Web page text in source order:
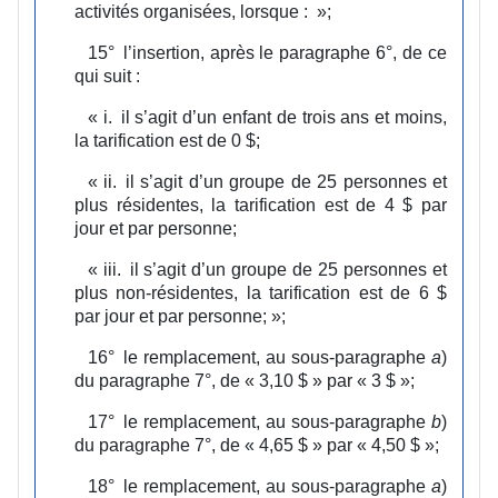
activités organisées, lorsque : »;
15° l’insertion, après le paragraphe 6°, de ce
qui suit :
« i. il s’agit d’un enfant de trois ans et moins,
la tarification est de 0 $;
« ii. il s’agit d’un groupe de 25 personnes et
plus résidentes, la tarification est de 4 $ par
jour et par personne;
« iii. il s’agit d’un groupe de 25 personnes et
plus non‑résidentes, la tarification est de 6 $
par jour et par personne; »;
16° le remplacement, au sous‑paragraphe a)
du paragraphe 7°, de « 3,10 $ » par « 3 $ »;
17° le remplacement, au sous‑paragraphe b)
du paragraphe 7°, de « 4,65 $ » par « 4,50 $ »;
18° le remplacement, au sous‑paragraphe a)